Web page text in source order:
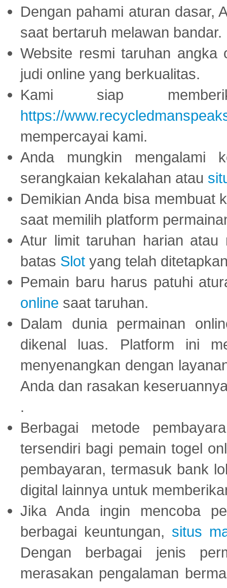
Dengan pahami aturan dasar,
saat bertaruh melawan bandar.
Website resmi taruhan
judi online yang berkualitas.
Kami siap
https://
mempercayai kami.
Anda mungkin mengalami
serangkaian kekalahan atau
Demikian Anda bisa membuat
saat memilih platform
Atur limit taruhan harian atau
batas Slot yang telah
Pemain baru harus patuhi
online saat taruhan.
Dalam dunia permainan
dikenal luas. Platform ini
menyenangkan dengan
Anda dan rasakan
.
Berbagai metode
tersendiri bagi pemain togel
pembayaran, termasuk bank
digital lainnya untuk
Jika Anda ingin mencoba
berbagai keuntungan, situs
Dengan berbagai jenis
merasakan pengalaman